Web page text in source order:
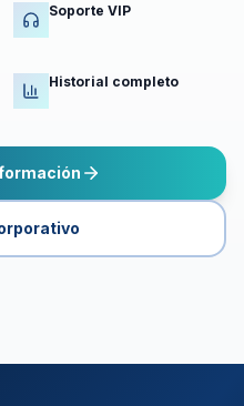
Soporte VIP
Historial completo
en un solo lugar.